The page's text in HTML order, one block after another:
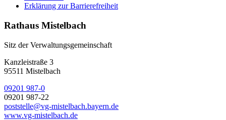
Erklärung zur Barrierefreiheit
Rathaus Mistelbach
Sitz der Verwaltungsgemeinschaft
Kanzleistraße 3
95511 Mistelbach
09201 987-0
09201 987-22
poststelle@vg-mistelbach.bayern.de
www.vg-mistelbach.de